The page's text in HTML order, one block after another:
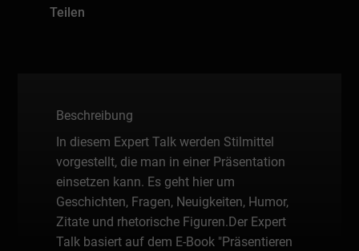
Teilen
Beschreibung
In diesem Expert Talk werden Stilmittel
vorgestellt, die man in einer Präsentation
einsetzen kann. Es geht hier um
Geschichten, Fragen, Neuigkeiten, Humor,
Zitate und rhetorische Figuren.Der Expert
Talk basiert auf dem E-Book "Präsentieren